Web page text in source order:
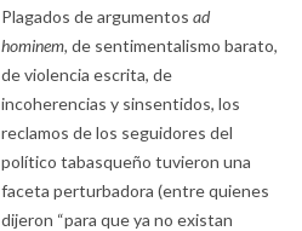
Plagados de argumentos ad
hominem, de sentimentalismo barato,
de violencia escrita, de
incoherencias y sinsentidos, los
reclamos de los seguidores del
político tabasqueño tuvieron una
faceta perturbadora (entre quienes
dijeron “para que ya no existan